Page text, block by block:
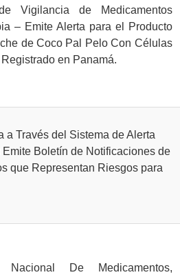
Vigilancia de Medicamentos
– Emite Alerta para el Producto
de Coco Pal Pelo Con Células
en Panamá.
a Través del Sistema de Alerta
Emite Boletín de Notificaciones de
que Representan Riesgos para
Nacional De Medicamentos,